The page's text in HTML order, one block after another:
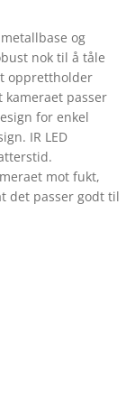
og
nok til å tåle
opprettholder
passer
for enkel
IR LED
mot fukt,
det passer godt til